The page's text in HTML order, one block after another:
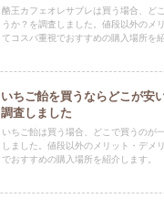
酪王カフェオレサブレは買う場合、ど
うか？を調査しました。値段以外のメ
てコスパ重視でおすすめの購入場所を紹
いちご飴を買うならどこが安
調査しました
いちご飴は買う場合、どこで買うのが
しました。値段以外のメリット・デメ
でおすすめの購入場所を紹介します。